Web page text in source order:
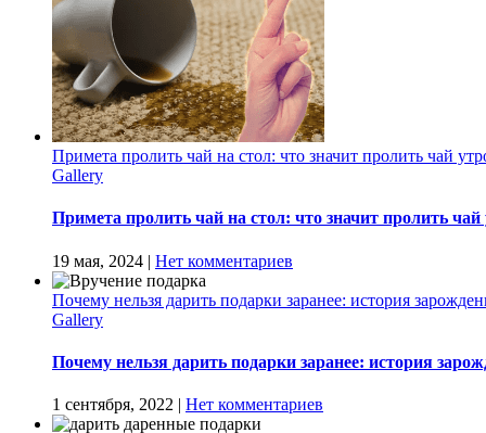
Примета пролить чай на стол: что значит пролить чай
Gallery
Примета пролить чай на стол: что значит пролить
19 мая, 2024 | Нет комментариев
Почему нельзя дарить подарки заранее: история
Gallery
Почему нельзя дарить подарки заранее: история
1 сентября, 2022 | Нет комментариев